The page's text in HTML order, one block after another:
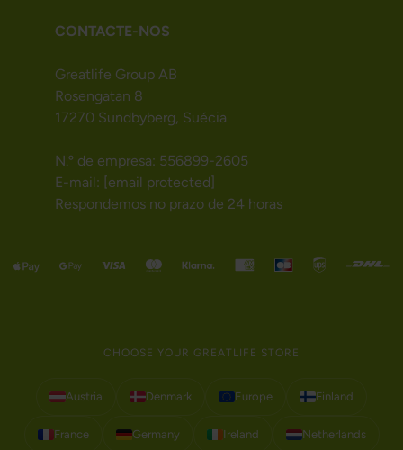
CONTACTE-NOS
Greatlife Group AB
Rosengatan 8
17270 Sundbyberg, Suécia
N.º de empresa: 556899-2605
E-mail: [email protected]
Respondemos no prazo de 24 horas
CHOOSE YOUR GREATLIFE STORE
Austria Denmark Europe Finland
France Germany Ireland Netherlands